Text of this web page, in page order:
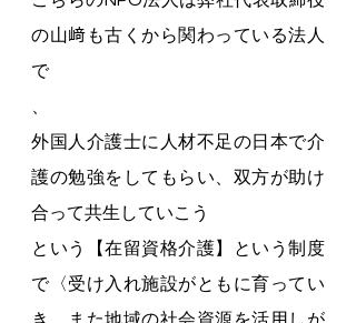
の山﨑も古くから関わっている法人
で
外国人介護士に人材不足の日本で介
護の勉強をしてもらい、双方が助け
合って共生していこう
という【在留資格介護】という制度
で〈受け入れ施設がともに育ってい